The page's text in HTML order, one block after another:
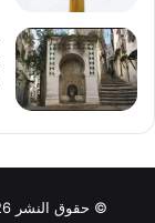
© حقوق النشر 2026، جميع الحقوق محفوظة |